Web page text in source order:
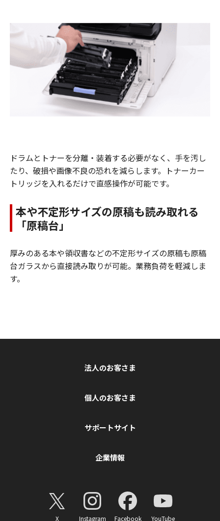
ドラムとトナーを分離・装着する必要がなく、手を汚し
たり、破損や画像不良の恐れを減らします。トナーカー
トリッジを入れるだけで直感操作が可能です。
本や不定形サイズの原稿も読み取れる
「原稿台」
厚みのある本や領収書などの不定形サイズの原稿も原稿
台ガラスから直接読み取りが可能。業務負荷を軽減しま
す。
法人のお客さま
個人のお客さま
サポートサイト
企業情報
X Instagram Facebook YouTube